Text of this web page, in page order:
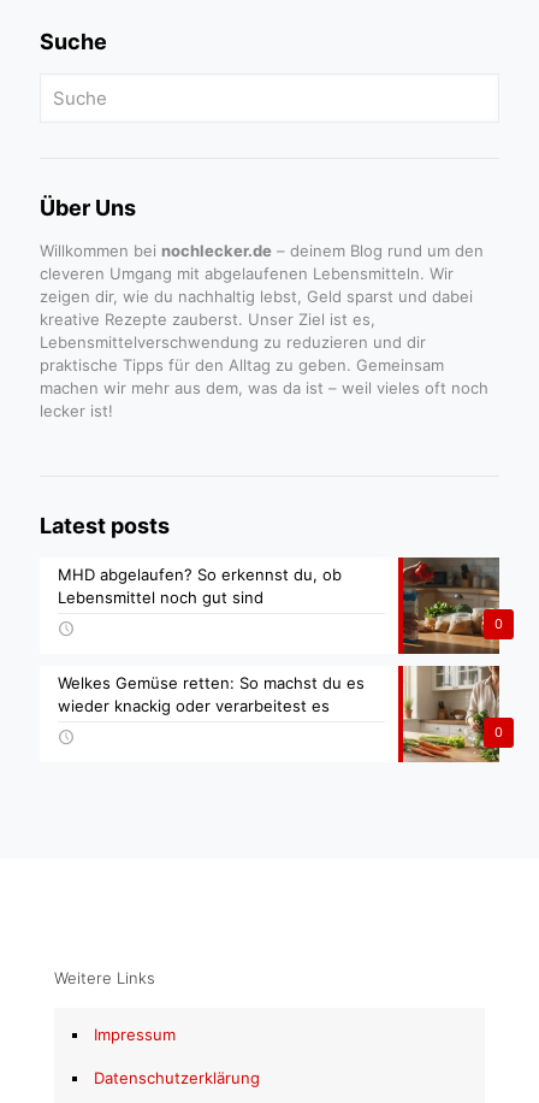
Suche
Über Uns
Willkommen bei nochlecker.de – deinem Blog rund um den
cleveren Umgang mit abgelaufenen Lebensmitteln. Wir
zeigen dir, wie du nachhaltig lebst, Geld sparst und dabei
kreative Rezepte zauberst. Unser Ziel ist es,
Lebensmittelverschwendung zu reduzieren und dir
praktische Tipps für den Alltag zu geben. Gemeinsam
machen wir mehr aus dem, was da ist – weil vieles oft noch
lecker ist!
Latest posts
0
MHD abgelaufen? So erkennst du, ob
Lebensmittel noch gut sind
0
Welkes Gemüse retten: So machst du es
wieder knackig oder verarbeitest es
Weitere Links
Impressum
Datenschutzerklärung